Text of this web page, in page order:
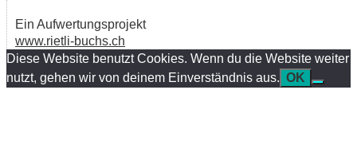
Ein Aufwertungsprojekt
www.rietli-buchs.ch
Diese Website benutzt Cookies. Wenn du die Website weiter
nutzt, gehen wir von deinem Einverständnis aus. OK